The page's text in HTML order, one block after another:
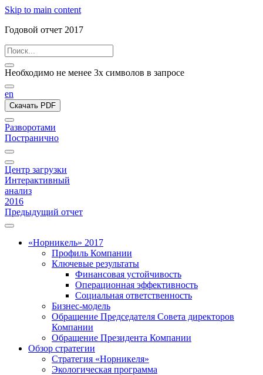
Skip to main content
Годовой отчет 2017
Необходимо не менее 3х символов в запросе
en
Скачать PDF
Разворотами
Постранично
Центр загрузки
Интерактивный
анализ
2016
Предыдущий отчет
«Норникель» 2017
Профиль Компании
Ключевые результаты
Финансовая устойчивость
Операционная эффективность
Социальная ответственность
Бизнес-модель
Обращение Председателя Совета директоров
Компании
Обращение Президента Компании
Обзор стратегии
Стратегия «Норникеля»
Экологическая программа